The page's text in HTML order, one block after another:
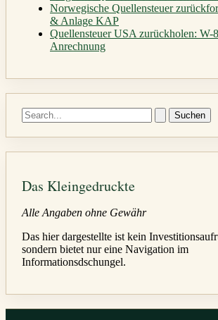
Norwegische Quellensteuer
& Anlage KAP
Quellensteuer USA zurückholen:
Anrechnung
Suchen
nach:
Das Kleingedruckte
Alle Angaben ohne Gewähr
Das hier dargestellte ist kein
sondern bietet nur eine Navigation im
Informationsdschungel.